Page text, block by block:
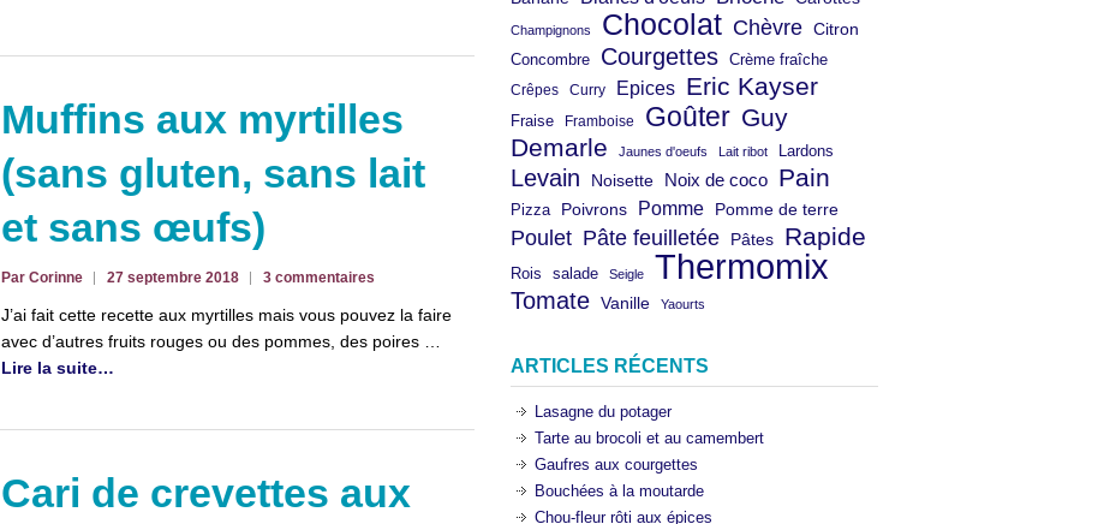
Muffins aux myrtilles
(sans gluten, sans lait
et sans œufs)
Par Corinne 27 septembre 2018 3 commentaires
J’ai fait cette recette aux myrtilles mais vous pouvez la faire
avec d’autres fruits rouges ou des pommes, des poires …
Lire la suite…
Cari de crevettes aux
Champignons Chocolat Chèvre Citron
Concombre Courgettes Crème fraîche
Crêpes Curry Epices Eric Kayser
Fraise Framboise Goûter Guy
Demarle
Jaunes d'oeufs Lait ribot Lardons
Levain Noisette Noix de coco Pain
Pizza Poivrons Pomme Pomme de terre
Poulet Pâte feuilletée Pâtes Rapide
Rois salade Seigle Thermomix
Tomate Vanille Yaourts
ARTICLES RÉCENTS
Lasagne du potager
Tarte au brocoli et au camembert
Gaufres aux courgettes
Bouchées à la moutarde
Chou-fleur rôti aux épices